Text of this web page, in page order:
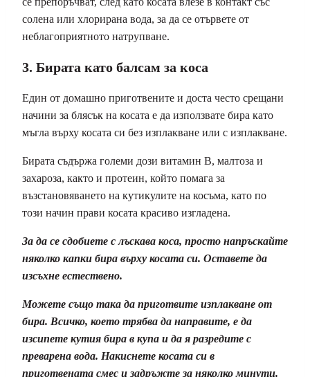
солена или хлорирана вода, за да се отървете от
неблагоприятното натрупване.
3. Бирата като балсам за коса
Един от домашно приготвените и доста често срещани
начини за блясък на косата е да използвате бира като
мъгла върху косата си без изплакване или с изплакване.
Бирата съдържа големи дози витамин B, малтоза и
захароза, както и протеин, който помага за
възстановяването на кутикулите на косъма, като по
този начин прави косата красиво изгладена.
За да се сдобиете с лъскава коса, просто напръскайте
няколко капки бира върху косата си. Оставете да
изсъхне естествено.
Можете също така да приготвите изплакване от
бира. Всичко, което трябва да направите, е да
изсипете кутия бира в купа и да я разредите с
преварена вода. Накиснете косата си в
приготвената смес и задръжте за няколко минути.